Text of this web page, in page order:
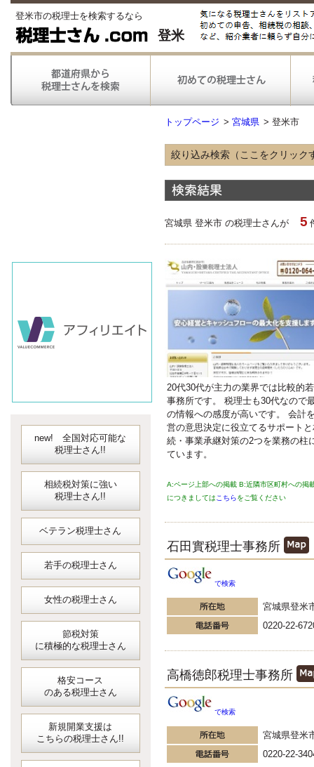
登米市の税理士を検索するなら
登米
new! 全国対応可能な
税理士さん!!
相続税対策に強い
税理士さん!!
ベテラン税理士さん
若手の税理士さん
女性の税理士さん
節税対策
に積極的な税理士さん
格安コース
のある税理士さん
新規開業支援は
こちらの税理士さん!!
トップページ > 宮城県 > 登米市
絞り込み検索（ここをクリック
得意な業種
情報通信
不動産
得意な業務
税務申告
税務調査対応
会計ソフト
弥生会計
JDLIBEX出納
宮城県 登米市 の税理士さんが 5
20代30代が主力の業界では比較的
事務所です。 税理士も30代なので
の情報への感度が高いです。 会計
営の意思決定に役立てるサポート
続・事業承継対策の2つを業務の柱
ています。
A:ページ上部への掲載 B:近隣市区町村への掲
につきましては こちらをご覧ください
石田實税理士事務所
で検索
宮城県登米
0220-22-
高橋徳郎税理士事務所
で検索
宮城県登米
0220-22-